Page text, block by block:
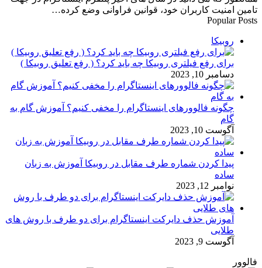
تامین امنیت کاربران خود، قوانین فراوانی وضع کرده…
Popular Posts
روبیکا
برای رفع فیلتری روبیکا چه باید کرد؟ ( رفع تعلیق روبیکا )
دسامبر 10, 2023
چگونه فالوورهای اینستاگرام را مخفی کنیم؟ آموزش گام به
گام
آگوست 10, 2023
پیدا کردن شماره طرف مقابل در روبیکا آموزش به زبان
ساده
نوامبر 12, 2023
آموزش حذف دایرکت اینستاگرام برای دو طرف با روش های
طلایی
آگوست 9, 2023
فالوور